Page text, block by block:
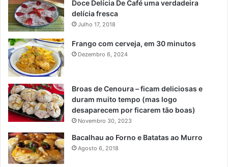
Doce Delícia De Café uma verdadeira
delícia fresca
Julho 17, 2018
Frango com cerveja, em 30 minutos
Dezembro 6, 2024
Broas de Cenoura – ficam deliciosas e
duram muito tempo (mas logo
desaparecem por ficarem tão boas)
Novembro 30, 2023
Bacalhau ao Forno e Batatas ao Murro
Agosto 6, 2018